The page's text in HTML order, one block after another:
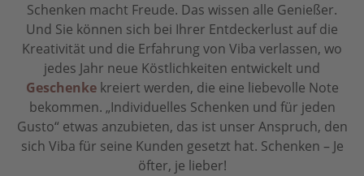
Schenken macht Freude. Das wissen alle Genießer.
Und Sie können sich bei Ihrer Entdeckerlust auf die
Kreativität und die Erfahrung von Viba verlassen, wo
jedes Jahr neue Köstlichkeiten entwickelt und
Geschenkekreiert werden, die eine liebevolle Note
bekommen. „Individuelles Schenken und für jeden
Gusto“ etwas anzubieten, das ist unser Anspruch, den
sich Viba für seine Kunden gesetzt hat. Schenken – Je
öfter, je lieber!